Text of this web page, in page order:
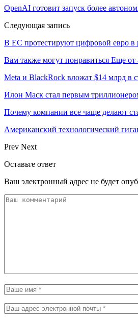
OpenAI готовит запуск более
Следующая запись
В ЕС протестируют цифровой евро в
Вам также могут понравиться Еще от
Meta и BlackRock вложат $14 млрд в
Илон Маск стал первым
Почему компании все чаще делают
Американский технологический
Prev Next
Оставьте ответ
Ваш электронный адрес не будет